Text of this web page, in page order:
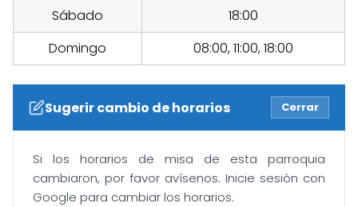
Sábado
18:00
Domingo
08:00, 11:00, 18:00
Sugerir cambio de horarios Cerrar
Si los horarios de misa de esta parroquia
cambiaron, por favor avísenos. Inicie sesión con
Google para cambiar los horarios.